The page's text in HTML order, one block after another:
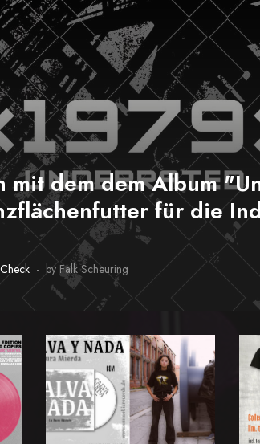
mit dem dem Album
für die
by Falk Scheuring